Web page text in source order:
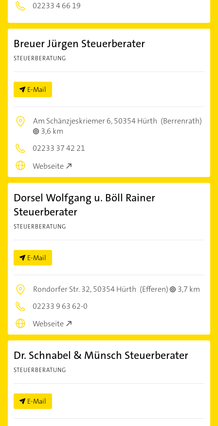
02233 4 66 19
Breuer Jürgen Steuerberater
STEUERBERATUNG
E-Mail
Am Schänzjeskriemer 6,50354 Hürth (Berrenrath)
3,6 km
02233 37 42 21
Webseite
Dorsel Wolfgang u. Böll Rainer
Steuerberater
STEUERBERATUNG
E-Mail
Rondorfer Str. 32,50354 Hürth (Efferen)
3,7 km
02233 9 63 62-0
Webseite
Dr. Schnabel & Münsch Steuerberater
STEUERBERATUNG
E-Mail